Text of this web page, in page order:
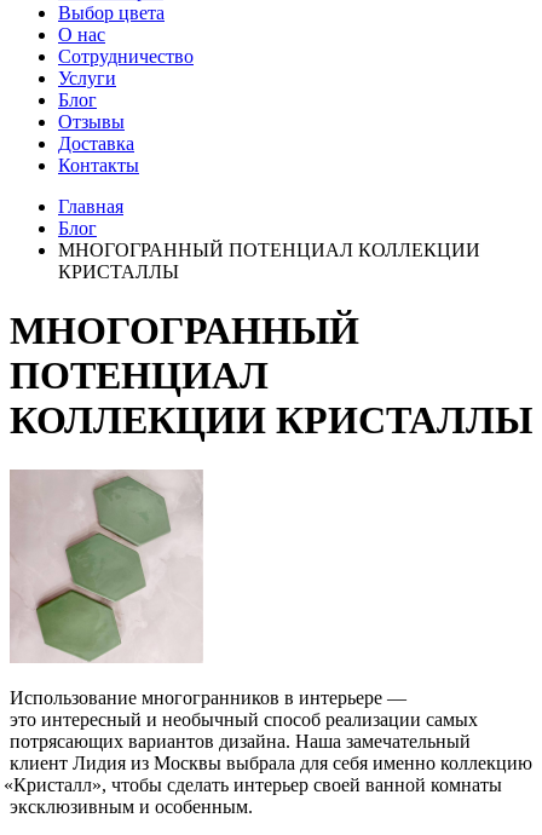
Выбор цвета
О нас
Сотрудничество
Услуги
Блог
Отзывы
Доставка
Контакты
Главная
Блог
МНОГОГРАННЫЙ ПОТЕНЦИАЛ КОЛЛЕКЦИИ
КРИСТАЛЛЫ
МНОГОГРАННЫЙ
ПОТЕНЦИАЛ
КОЛЛЕКЦИИ КРИСТАЛЛЫ
Использование многогранников в интерьере —
это интересный и необычный способ реализации самых
потрясающих вариантов дизайна. Наша замечательный
клиент Лидия из Москвы выбрала для себя именно коллекцию
«Кристалл», чтобы сделать интерьер своей ванной комнаты
эксклюзивным и особенным.